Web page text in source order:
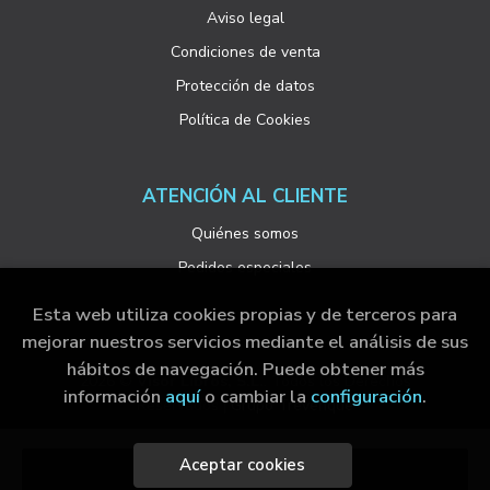
Añadir a mi cesta
Aviso legal
Condiciones de venta
Protección de datos
Política de Cookies
ATENCIÓN AL CLIENTE
Quiénes somos
Pedidos especiales
2026 © Visor Libros, S.L. . Todos los Derechos
Reservados |Grupo Trevenque
Esta web utiliza cookies propias y de terceros para
mejorar nuestros servicios mediante el análisis de sus
hábitos de navegación. Puede obtener más
información aquío cambiar la configuración.
Aceptar cookies